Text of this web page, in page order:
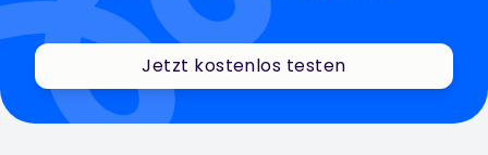
Jetzt kostenlos testen